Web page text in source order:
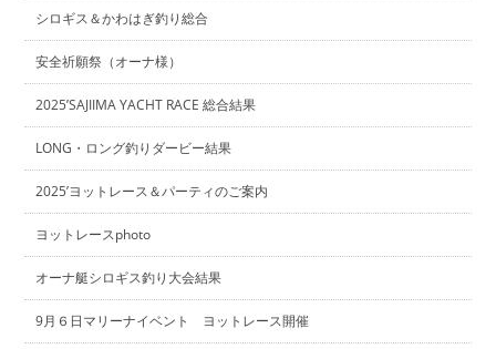
シロギス＆かわはぎ釣り総合
安全祈願祭（オーナ様）
2025’SAJIIMA YACHT RACE 総合結果
LONG・ロング釣りダービー結果
2025’ヨットレース＆パーティのご案内
ヨットレースphoto
オーナ艇シロギス釣り大会結果
9月６日マリーナイベント ヨットレース開催